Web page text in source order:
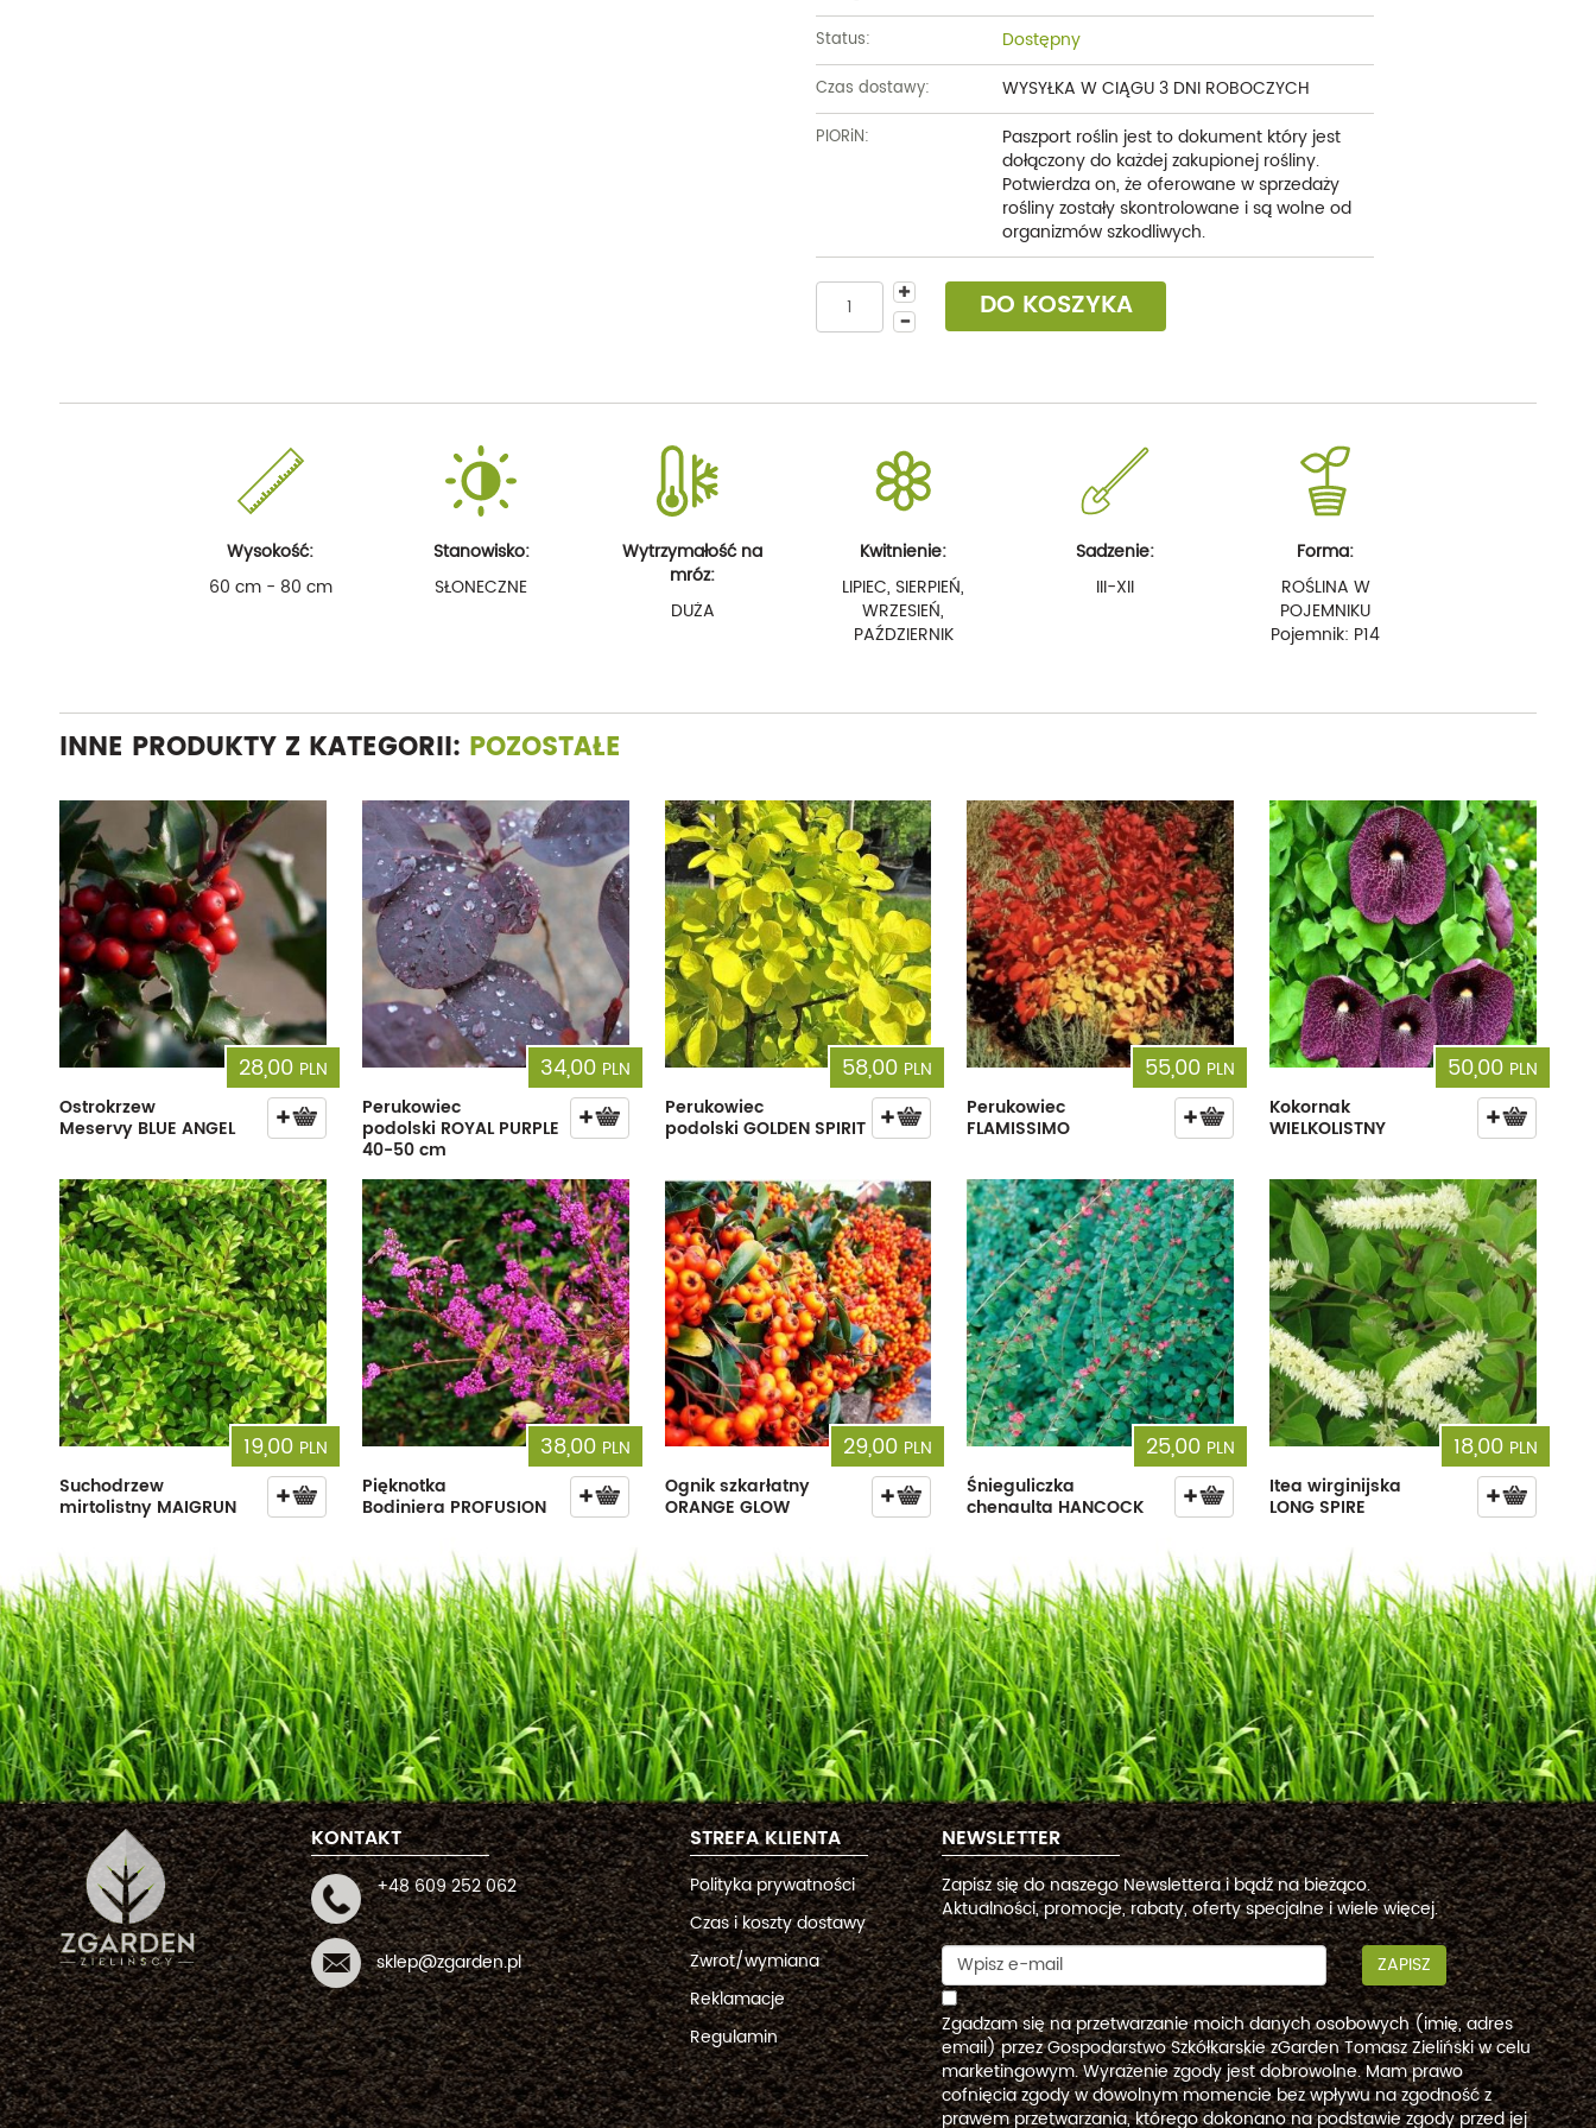
Status: Dostępny
Czas dostawy: WYSYŁKA W CIĄGU 3 DNI ROBOCZYCH
PIORiN:
Paszport roślin jest to dokument który jest
dołączony do każdej zakupionej rośliny.
Potwierdza on, że oferowane w sprzedaży
rośliny zostały skontrolowane i są wolne od
organizmów szkodliwych.
DO KOSZYKA
Wysokość:
60 cm - 80 cm
Stanowisko:
SŁONECZNE
Wytrzymałość na
mróz:
DUŻA
Kwitnienie:
LIPIEC, SIERPIEŃ,
WRZESIEŃ,
PAŹDZIERNIK
Sadzenie:
III-XII
Forma:
ROŚLINA W
POJEMNIKU
Pojemnik: P14
INNE PRODUKTY Z KATEGORII: POZOSTAŁE
28,00 PLN
Ostrokrzew
Meservy BLUE ANGEL
34,00 PLN
Perukowiec
podolski ROYAL PURPLE
40-50 cm
58,00 PLN
Perukowiec
podolski GOLDEN SPIRIT
55,00 PLN
Perukowiec
FLAMISSIMO
50,00 PLN
Kokornak
WIELKOLISTNY
19,00 PLN
Suchodrzew
mirtolistny MAIGRUN
38,00 PLN
Pięknotka
Bodiniera PROFUSION
29,00 PLN
Ognik szkarłatny
ORANGE GLOW
25,00 PLN
Śnieguliczka
chenaulta HANCOCK
18,00 PLN
Itea wirginijska
LONG SPIRE
KONTAKT
+48 609 252 062
sklep@zgarden.pl
STREFA KLIENTA
Polityka prywatności
Czas i koszty dostawy
Zwrot/wymiana
Reklamacje
Regulamin
NEWSLETTER
Zapisz się do naszego Newslettera i bądź na bieżąco.
Aktualności, promocje, rabaty, oferty specjalne i wiele więcej.
ZAPISZ
Zgadzam się na przetwarzanie moich danych osobowych (imię, adres
email) przez Gospodarstwo Szkółkarskie zGarden Tomasz Zieliński w celu
marketingowym. Wyrażenie zgody jest dobrowolne. Mam prawo
cofnięcia zgody w dowolnym momencie bez wpływu na zgodność z
prawem przetwarzania, którego dokonano na podstawie zgody przed jej